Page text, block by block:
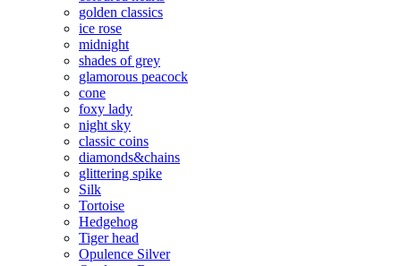
golden classics
ice rose
midnight
shades of grey
glamorous peacock
cone
foxy lady
night sky
classic coins
diamonds&chains
glittering spike
Silk
Tortoise
Hedgehog
Tiger head
Opulence Silver